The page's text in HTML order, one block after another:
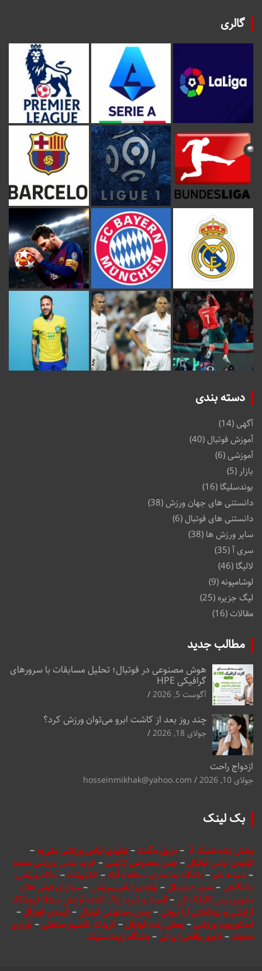
گالری
دسته بندی
آگهی(14)
آموزش فوتبال (40)
آموزشی(6)
بازار (5)
بوندسلیگا (16)
دانستنی های جهان ورزش(38)
دانستنی های فوتبال (6)
سایر ورزش ها (38)
سری آ(35)
لالیگا (46)
لوشامپونه(9)
لیگ جزیره (25)
مقالات(16)
مطالب جدید
هوش مصنوعی در فوتبال؛ تحلیل مسابقات با سرورهای
گرافیکی HPE
آگوست 5, 2026
چند روز بعد از کاشت ابرو می‌توان ورزش کرد؟
جولای 18, 2026
ازدواج راحت
جولای 10, 2026 hosseinmikhak@yahoo.com
بک لینک
پخش زنده شبکه 3 –دریل مگنت–تولیدی لباس ورزشی منیریه–
تولیدی لباس فوتبال –چمن مصنوعی تزئینی –خرید لباس ورزشی عمده
–شیشه خم–باشگاه بدنسازی سعادت آباد – انکربولت–ساک ورزشی
باشگاهی –منوی دیجیتال –تولیدی لباس ورزشی –میخوای فرش هاتو
بشوری پس کلیلک کن –قیمت و خرید پاک کننده آرایش سنتلا فروشگاه
آرایشی و بهداشتی آرا بیوتی –چمن مصنوعی فوتبال –کیمدی فوتبال –
اسکوربورد ورزشی –پخش زنده فوتبال –کربنات کلسیم صنعتی –باربری
دماوند–فالوور واقعی ایرانی –باشگاه ژیمناستیک